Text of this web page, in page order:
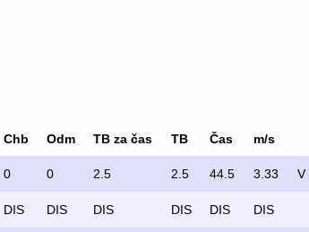
Chb Odm TB za čas TB Čas m/s
0 0 2.5 2.5 44.5 3.33 V
DIS DIS DIS DIS DIS DIS